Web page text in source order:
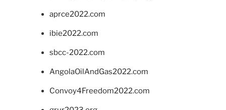
aprce2022.com
ibie2022.com
sbcc-2022.com
AngolaOilAndGas2022.com
Convoy4Freedom2022.com